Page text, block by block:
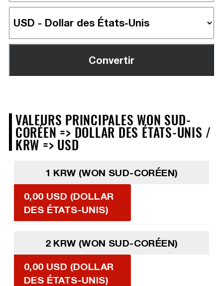
VALEURS PRINCIPALES WON SUD-
CORÉEN => DOLLAR DES ÉTATS-UNIS /
KRW => USD
1 KRW (WON SUD-CORÉEN)
0,00 USD (DOLLAR
DES ÉTATS-UNIS)
2 KRW (WON SUD-CORÉEN)
0,00 USD (DOLLAR
DES ÉTATS-UNIS)